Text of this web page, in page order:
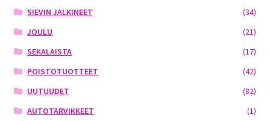
SIEVIN JALKINEET
(34)
JOULU
(21)
SEKALAISTA
(17)
POISTOTUOTTEET
(42)
UUTUUDET
(82)
AUTOTARVIKKEET
(1)